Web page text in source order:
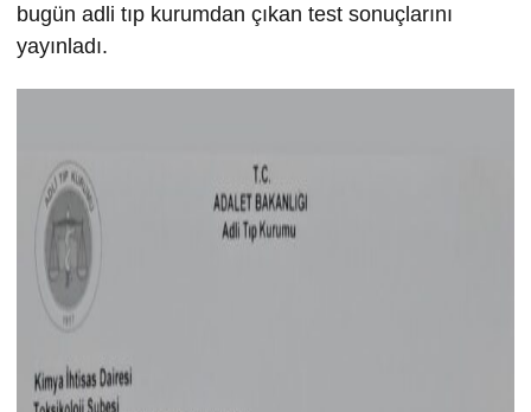
bugün adli tıp kurumdan çıkan test sonuçlarını
yayınladı.